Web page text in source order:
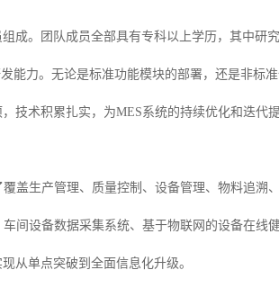
成。团队成员全部具有专科以上学历，其中研
能力。无论是标准功能模块的部署，还是非标
技术积累扎实，为MES系统的持续优化和迭代
盖生产管理、质量控制、设备管理、物料追溯
间设备数据采集系统、基于物联网的设备在线
从单点突破到全面信息化升级。